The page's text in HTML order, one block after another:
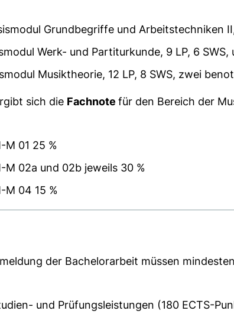
Grundbegriffe und Arbeitstechniken
Werk- und Partiturkunde, 9 LP, 6 SWS,
Musiktheorie, 12 LP, 8 SWS, zwei
sich die Fachnote für den Bereich der
M 01 25 %
M 02a und 02b jeweils 30 %
M 04 15 %
der Bachelorarbeit müssen
und Prüfungsleistungen (180 ECTS-